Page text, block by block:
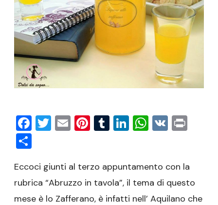
Facebook
Twitter
EmailPinterest
Tumblr
LinkedIn
VK
Eccoci giunti al terzo appuntamento con la
rubrica “Abruzzo in tavola”, il tema di questo
mese è lo Zafferano, è infatti nell’ Aquilano che